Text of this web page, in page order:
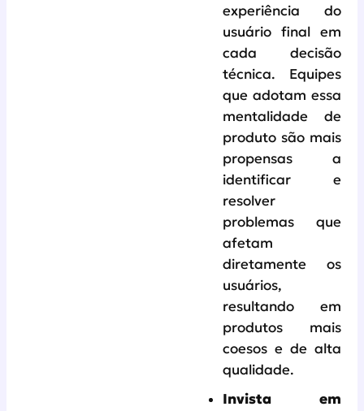
experiência do
usuário final em
cada decisão
técnica. Equipes
que adotam essa
mentalidade de
produto são mais
propensas a
identificar e
resolver
problemas que
afetam
diretamente os
usuários,
resultando em
produtos mais
coesos e de alta
qualidade.
Invista em